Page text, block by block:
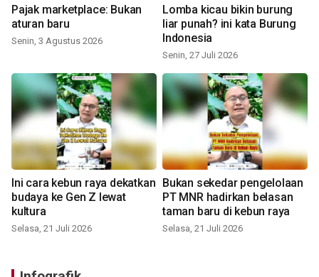
Pajak marketplace: Bukan
aturan baru
Senin, 3 Agustus 2026
Lomba kicau bikin burung
liar punah? ini kata Burung
Indonesia
Senin, 27 Juli 2026
Ini cara kebun raya dekatkan
budaya ke Gen Z lewat
kultura
Selasa, 21 Juli 2026
Bukan sekedar pengelolaan
PT MNR hadirkan belasan
taman baru di kebun raya
Selasa, 21 Juli 2026